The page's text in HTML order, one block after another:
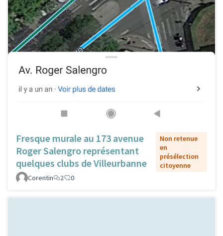
Fresque murale au 173 avenue
Roger Salengro représentant
quelques clubs de Villeurbanne
Non retenue
en
présélection
citoyenne
Corentin
2 0